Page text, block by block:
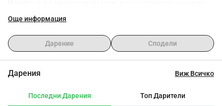
нидерландските шоу банди и DCI дръмкорпусите. Така
линия и пит. Ще бъде трудно, но ще се забавляваме
много заедно. Започваме през ноември 2024 г. с
репетиции от февруари 2025 г.
репетиция в Растеде през юли 2025 г. След това
Още информация
Дарение Сподели
Дарения Виж Всичко
Последни Дарения Топ Дарители